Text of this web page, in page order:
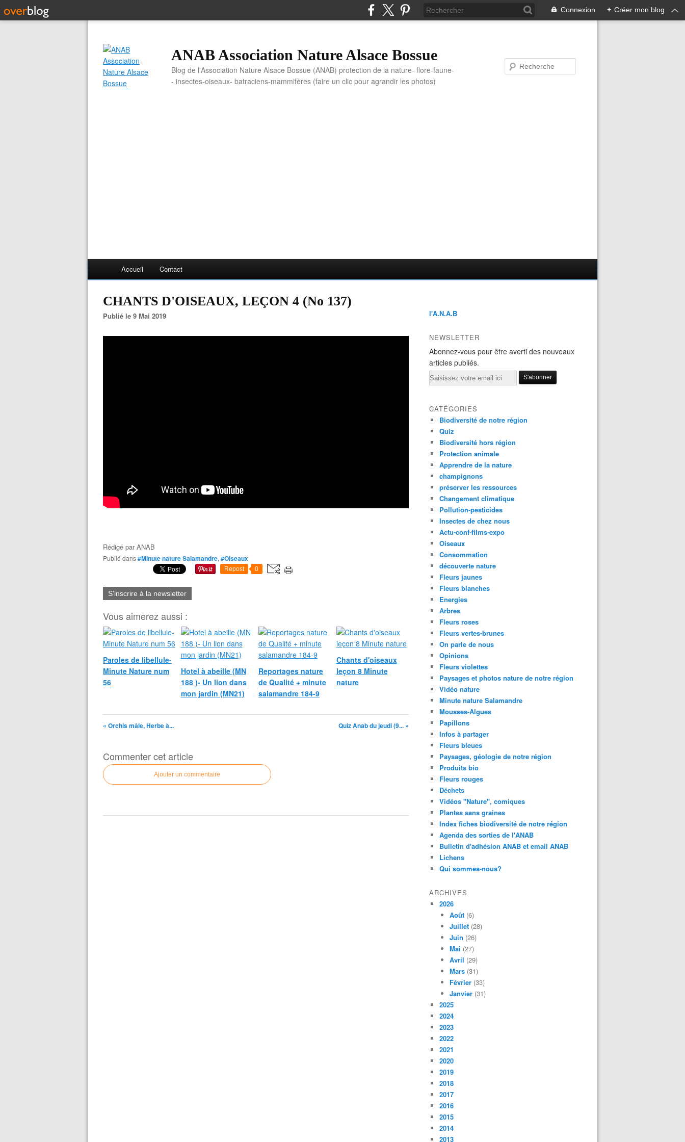
Connexion + Créer mon blog
ANAB Association Nature Alsace Bossue
Blog de l'Association Nature Alsace Bossue (ANAB) protection de la nature- flore-faune-
- insectes-oiseaux- batraciens-mammifères (faire un clic pour agrandir les photos)
Accueil Contact
CHANTS D'OISEAUX, LEÇON 4 (No 137)
Publié le 9 Mai 2019
Rédigé parANAB
Publié dans#Minute nature Salamandre, #Oiseaux
Repost 0
S'inscrire à la newsletter
Vous aimerez aussi :
Paroles de libellule-
Minute Nature num
56
Hotel à abeille (MN
188 )- Un lion dans
mon jardin (MN21)
Reportages nature
de Qualité + minute
salamandre 184-9
Chants d'oiseaux
leçon 8 Minute
nature
« Orchis mâle, Herbe à... Quiz Anab du jeudi (9... »
Commenter cet article
Ajouter un commentaire
l'A.N.A.B
NEWSLETTER
Abonnez-vous pour être averti des nouveaux
articles publiés.
Email
CATÉGORIES
Biodiversité de notre région
Quiz
Biodiversité hors région
Protection animale
Apprendre de la nature
champignons
préserver les ressources
Changement climatique
Pollution-pesticides
Insectes de chez nous
Actu-conf-films-expo
Oiseaux
Consommation
découverte nature
Fleurs jaunes
Fleurs blanches
Energies
Arbres
Fleurs roses
Fleurs vertes-brunes
On parle de nous
Opinions
Fleurs violettes
Paysages et photos nature de notre région
Vidéo nature
Minute nature Salamandre
Mousses-Algues
Papillons
Infos à partager
Fleurs bleues
Paysages, géologie de notre région
Produits bio
Fleurs rouges
Déchets
Vidéos "Nature", comiques
Plantes sans graines
Index fiches biodiversité de notre région
Agenda des sorties de l'ANAB
Bulletin d'adhésion ANAB et email ANAB
Lichens
Qui sommes-nous?
ARCHIVES
2026
Août (6)
Juillet (28)
Juin (26)
Mai (27)
Avril (29)
Mars (31)
Février (33)
Janvier (31)
2025
2024
2023
2022
2021
2020
2019
2018
2017
2016
2015
2014
2013